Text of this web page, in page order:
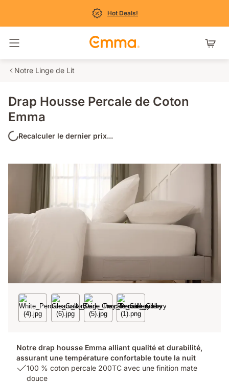
Hot Deals!
Basculer la navigation
Notre Linge de Lit
Drap Housse Percale de Coton
Emma
Recalculer le dernier prix...
Notre drap housse Emma alliant qualité et durabilité,
assurant une température confortable toute la nuit
USP100 % coton percale 200TC avec une finition mate
douce